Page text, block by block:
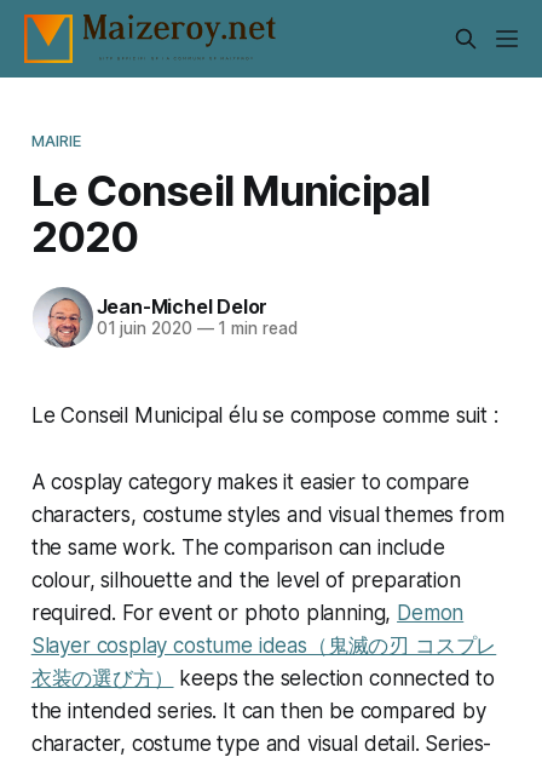
MAIRIE
Le Conseil Municipal
2020
Jean-Michel Delor
01 juin 2020 —1 min read
Le Conseil Municipal élu se compose comme suit :
A cosplay category makes it easier to compare
characters, costume styles and visual themes from
the same work. The comparison can include
colour, silhouette and the level of preparation
required. For event or photo planning, Demon
Slayer cosplay costume ideas（鬼滅の刃 コスプレ
衣装の選び方）
keeps the selection connected to
the intended series. It can then be compared by
character, costume type and visual detail. Series-